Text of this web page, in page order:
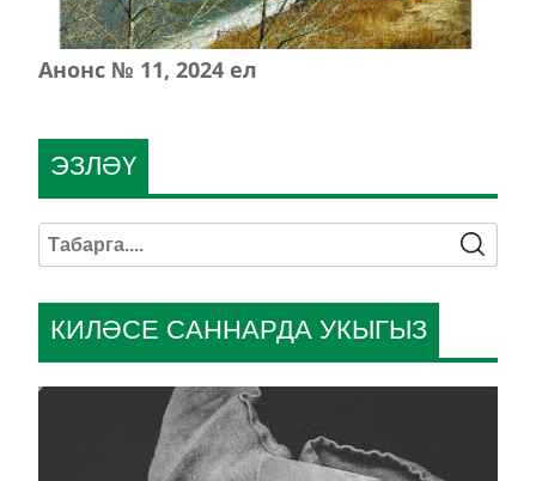
Анонс № 11, 2024 ел
КИЛӘСЕ САННАРДА УКЫГЫЗ
ЭЗЛӘҮ